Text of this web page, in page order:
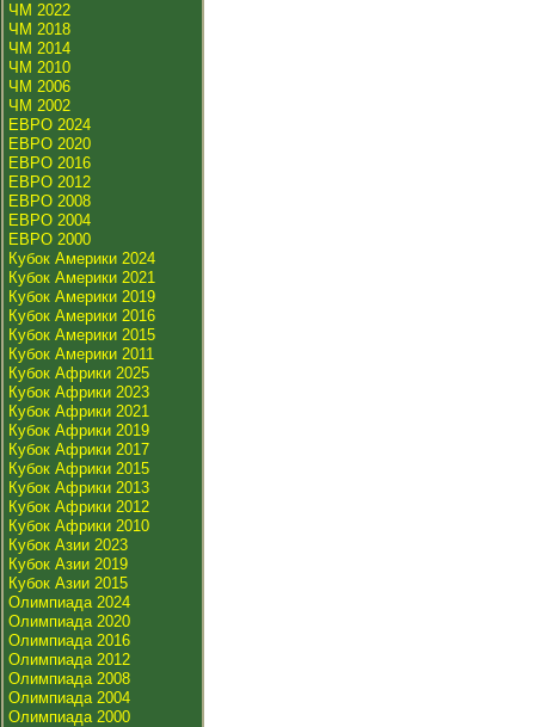
ЧМ 2022
ЧМ 2018
ЧМ 2014
ЧМ 2010
ЧМ 2006
ЧМ 2002
ЕВРО 2024
ЕВРО 2020
ЕВРО 2016
ЕВРО 2012
ЕВРО 2008
ЕВРО 2004
ЕВРО 2000
Кубок Америки 2024
Кубок Америки 2021
Кубок Америки 2019
Кубок Америки 2016
Кубок Америки 2015
Кубок Америки 2011
Кубок Африки 2025
Кубок Африки 2023
Кубок Африки 2021
Кубок Африки 2019
Кубок Африки 2017
Кубок Африки 2015
Кубок Африки 2013
Кубок Африки 2012
Кубок Африки 2010
Кубок Азии 2023
Кубок Азии 2019
Кубок Азии 2015
Олимпиада 2024
Олимпиада 2020
Олимпиада 2016
Олимпиада 2012
Олимпиада 2008
Олимпиада 2004
Олимпиада 2000